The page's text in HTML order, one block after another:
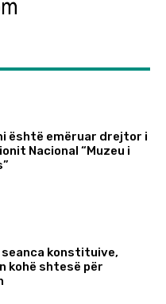
është emëruar drejtor i
Nacional “Muzeu i
konstituive,
kohë shtesë për